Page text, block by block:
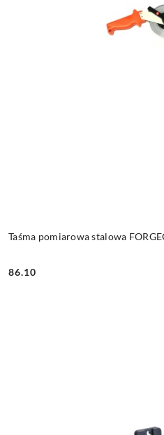
Taśma pomiarowa stalowa
Cena:
86.10